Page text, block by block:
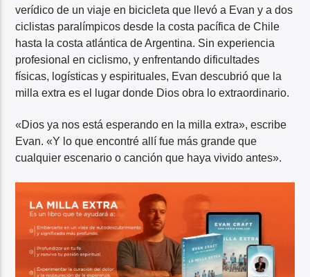
verídico de un viaje en bicicleta que llevó a Evan y a dos
ciclistas paralímpicos desde la costa pacífica de Chile
hasta la costa atlántica de Argentina. Sin experiencia
profesional en ciclismo, y enfrentando dificultades
físicas, logísticas y espirituales, Evan descubrió que la
milla extra es el lugar donde Dios obra lo extraordinario.
«Dios ya nos está esperando en la milla extra», escribe
Evan. «Y lo que encontré allí fue más grande que
cualquier escenario o canción que haya vivido antes».